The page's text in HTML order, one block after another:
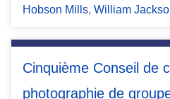
Hobson Mills, William
Cinquième Conseil de
photographie de